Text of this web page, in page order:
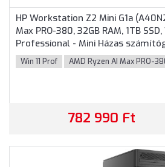
HP Workstation Z2 Mini G1a
Max PRO-380, 32GB RAM, 1TB
Professional - Mini Házas
garancia
Win 11 Prof AMD Ryzen AI Max PRO-
782 990 Ft